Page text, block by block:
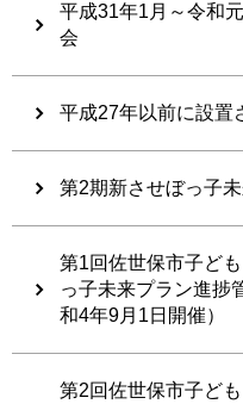
平成31年1月～令和
会
平成27年以前に設置
第2期新させぼっ子
第1回佐世保市子ど
っ子未来プラン進捗
和4年9月1日開催）
第2回佐世保市子ど